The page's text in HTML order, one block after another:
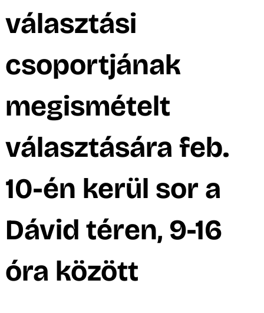
választási
csoportjának
megismételt
választására feb.
10-én kerül sor a
Dávid téren, 9-16
óra között